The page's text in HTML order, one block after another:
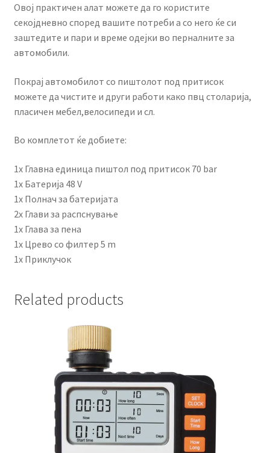
Овој практичен алат можете да го користите
секојдневно според вашите потреби а со него ќе си
заштедите и пари и време одејки во перналните за
автомобили.
Покрај автомобилот со пиштолот под притисок
можете да чистите и други работи како пвц столарија,
пласичен мебел,велосипеди и сл.
Во комплетот ќе добиете:
1х Главна единица пиштол под притисок 70 bar
1x Батерија 48 V
1x Полнач за батеријата
2х Глави за распснување
1х Глава за пена
1х Црево со филтер 5 m
1х Приклучок
Related products